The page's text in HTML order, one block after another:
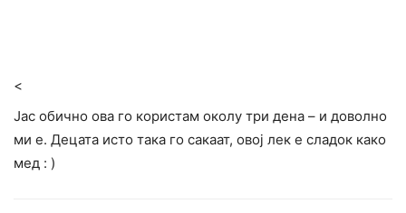
<
Јас обично ова го користам околу три дена – и доволно
ми е. Децата исто така го сакаат, овој лек е сладок како
мед : )